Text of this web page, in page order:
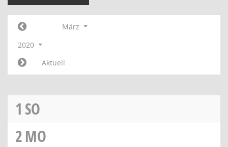
März
2020
Aktuell
1 SO
2MO